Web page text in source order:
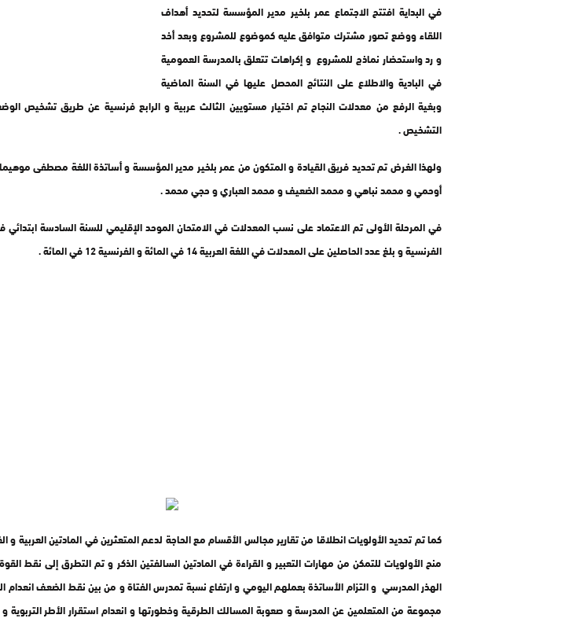
في البداية افتتح الاجتماع عمر بلخير مدير المؤسسة لتحديد أهداف
اللقاء ووضع تصور مشترك متوافق عليه كموضوع للمشروع وبعد أخد
و رد واستحضار نماذج للمشروع و إكراهات تتعلق بالمدرسة العمومية
في البادية والاطلاع على النتائج المحصل عليها في السنة الماضية
وبغية الرفع من معدلات النجاح تم اختيار مستويين الثالث عربية و الرابع فرنسية عن طريق تشخيص
التشخيص .
ولهذا الغرض تم تحديد فريق القيادة و المتكون من عمر بلخير مدير المؤسسة و أساتذة اللغة مصطفى
أوحمي و محمد نباهي و محمد الضعيف و محمد العباري و حجي محمد .
في المرحلة الأولى تم الاعتماد على نسب المعدلات في الامتحان الموحد الإقليمي للسنة السادسة ابتدائي
الفرنسية و بلغ عدد الحاصلين على المعدلات في اللغة العربية 14 في المائة و الفرنسية 12 في المائة .
كما تم تحديد الأولويات انطلاقا من تقارير مجالس الأقسام مع الحاجة لدعم المتعثرين في المادتين العربية و
منح الأولويات للتمكن من مهارات التعبير و القراءة في المادتين السالفتين الذكر و تم التطرق إلى نقط
الهذر المدرسي و التزام الأساتذة بعملهم اليومي و ارتفاع نسبة تمدرس الفتاة و من بين نقط الضعف
مجموعة من المتعلمين عن المدرسة و صعوبة المسالك الطرقية وخطورتها و انعدام استقرار الأطر التربوية و